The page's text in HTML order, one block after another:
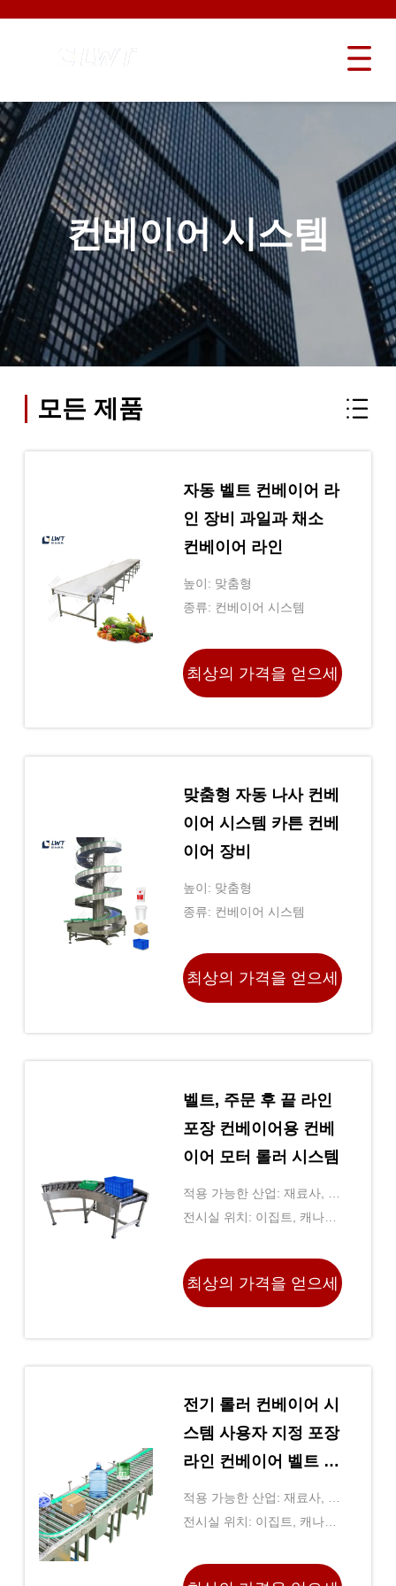
컨베이어 시스템
모든 제품
자동 벨트 컨베이어 라
인 장비 과일과 채소
컨베이어 라인
높이: 맞춤형
종류: 컨베이어 시스템
최상의 가격을 얻으세
맞춤형 자동 나사 컨베
이어 시스템 카튼 컨베
이어 장비
높이: 맞춤형
종류: 컨베이어 시스템
최상의 가격을 얻으세
벨트, 주문 후 끝 라인
포장 컨베이어용 컨베
이어 모터 롤러 시스템
적용 가능한 산업: 재료사, 기
계 정비소, 제조 공장, 음식 &
용, 소매점, 식품 판매점, 인
쇄소, 건설 작업, 에너지 & 마
티싱 Ｃ를 구
전시실 위치: 이집트, 캐나다,
프랑스, ​​독일, 베트남, 필리
핀, 브라질, 페루, 사우디아라
아, 스페인, 태국, 모로코, 케
최상의 가격을 얻으세
전기 롤러 컨베이어 시
스템 사용자 지정 포장
라인 컨베이어 벨트 롤
러
적용 가능한 산업: 재료사, 기
계 정비소, 제조 공장, 음식 &
용, 소매점, 식품 판매점, 인
전시실 위치: 이집트, 캐나다,
프랑스, ​​독일, 베트남, 필리